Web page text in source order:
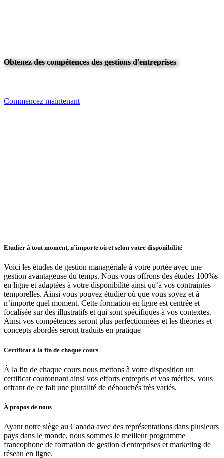
Obtenez des compétences des gestions d'entreprises
Commencez maintenant
Etudier à tout moment, n’importe où et selon votre disponibilité
Voici les études de gestion managériale à votre portée avec une
gestion avantageuse du temps. Nous vous offrons des études 100%s
en ligne et adaptées à votre disponibilité ainsi qu’à vos contraintes
temporelles. Ainsi vous pouvez étudier où que vous soyez et à
n’importe quel moment. Cette formation en ligne est centrée et
focalisée sur des illustratifs et qui sont spécifiques à vos contextes.
Ainsi vos compétences seront plus perfectionnées et les théories et
concepts abordés seront traduits en pratique
Certificat à la fin de chaque cours
À la fin de chaque cours nous mettons à votre disposition un
certificat couronnant ainsi vos efforts entrepris et vos mérites, vous
offrant de ce fait une pluralité de débouchés très variés.
À propos de nous
Ayant notre siège au Canada avec des représentations dans plusieurs
pays dans le monde, nous sommes le meilleur programme
francophone de formation de gestion d'entreprises et marketing de
réseau en ligne.